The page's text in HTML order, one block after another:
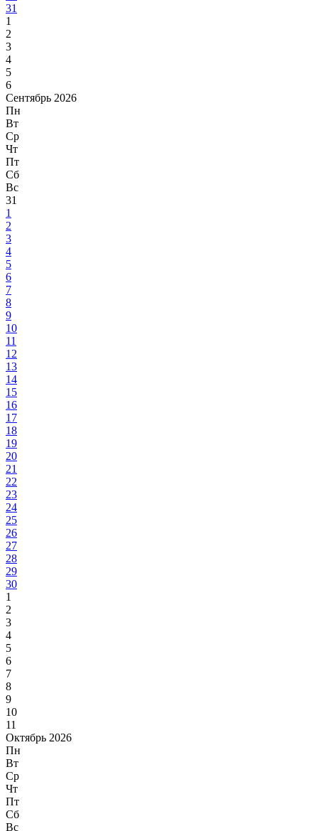
31
1
2
3
4
5
6
Сентябрь 2026
Пн
Вт
Ср
Чт
Пт
Сб
Вс
31
1
2
3
4
5
6
7
8
9
10
11
12
13
14
15
16
17
18
19
20
21
22
23
24
25
26
27
28
29
30
1
2
3
4
5
6
7
8
9
10
11
Октябрь 2026
Пн
Вт
Ср
Чт
Пт
Сб
Вс